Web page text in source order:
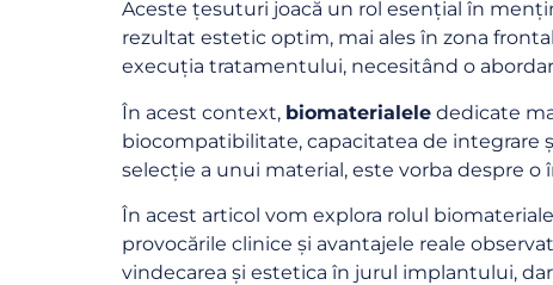
Aceste țesuturi joacă un rol esențial în
rezultat estetic optim, mai ales în zona
execuția tratamentului, necesitând o
În acest context, biomaterialele dedicate
biocompatibilitate, capacitatea de integrare
selecție a unui material, este vorba despre
În acest articol vom explora rolul
provocările clinice și avantajele reale
vindecarea și estetica în jurul implantului,